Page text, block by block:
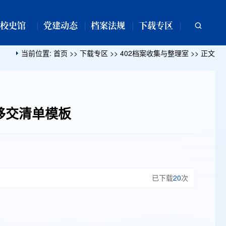
校史馆 党建动态 档案法规 下载专区
当前位置: 首页 >> 下载专区 >> 402档案收集与整理室 >> 正文
交清单模板
已下载20次